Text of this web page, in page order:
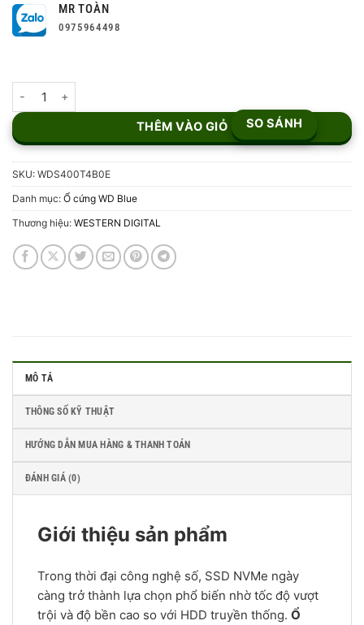
MR TOÀN
0975964498
THÊM VÀO GIỎ SO SÁNH
SKU: WDS400T4B0E
Danh mục: Ổ cứng WD Blue
Thương hiệu: WESTERN DIGITAL
MÔ TẢ
THÔNG SỐ KỸ THUẬT
HƯỚNG DẪN MUA HÀNG & THANH TOÁN
ĐÁNH GIÁ (0)
Giới thiệu sản phẩm
Trong thời đại công nghệ số, SSD NVMe ngày
càng trở thành lựa chọn phổ biến nhờ tốc độ vượt
trội và độ bền cao so với HDD truyền thống. Ổ